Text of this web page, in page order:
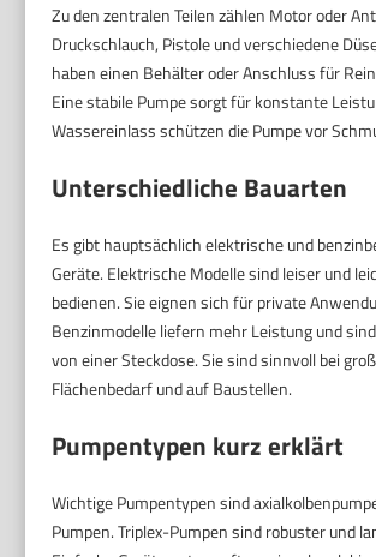
Zu den zentralen Teilen zählen Motor oder
Druckschlauch, Pistole und verschiedene
haben einen Behälter oder Anschluss für
Eine stabile Pumpe sorgt für konstante
Wassereinlass schützen die Pumpe vor
Unterschiedliche Bauarten
Es gibt hauptsächlich elektrische und
Geräte. Elektrische Modelle sind leiser und
bedienen. Sie eignen sich für private
Benzinmodelle liefern mehr Leistung und
von einer Steckdose. Sie sind sinnvoll bei
Flächenbedarf und auf Baustellen.
Pumpentypen kurz erklärt
Wichtige Pumpentypen sind
Pumpen. Triplex-Pumpen sind robuster und